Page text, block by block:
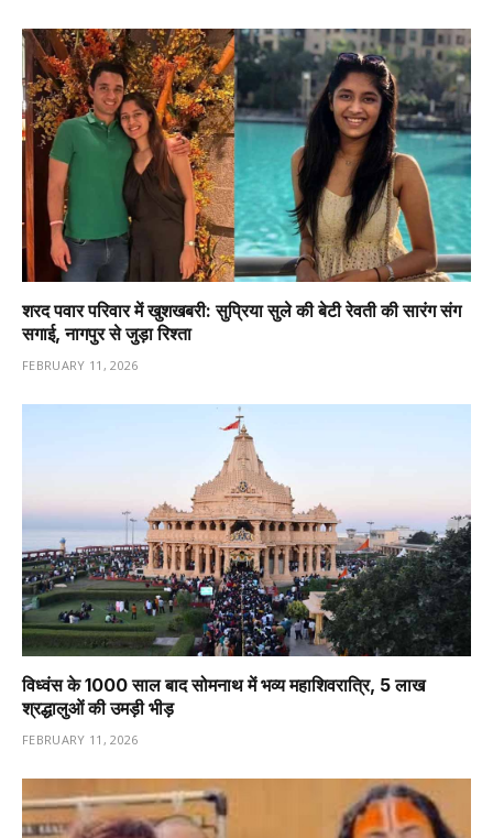
शरद पवार परिवार में खुशखबरी: सुप्रिया सुले की बेटी रेवती की सारंग संग
सगाई, नागपुर से जुड़ा रिश्ता
FEBRUARY 11, 2026
विध्वंस के 1000 साल बाद सोमनाथ में भव्य महाशिवरात्रि, 5 लाख
श्रद्धालुओं की उमड़ी भीड़
FEBRUARY 11, 2026